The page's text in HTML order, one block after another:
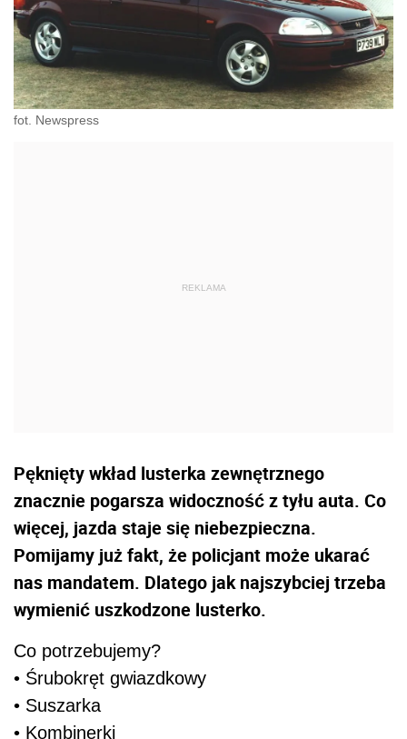
fot. Newspress
Pęknięty wkład lusterka zewnętrznego
znacznie pogarsza widoczność z tyłu auta. Co
więcej, jazda staje się niebezpieczna.
Pomijamy już fakt, że policjant może ukarać
nas mandatem. Dlatego jak najszybciej trzeba
wymienić uszkodzone lusterko.
Co potrzebujemy?
• Śrubokręt gwiazdkowy
• Suszarka
• Kombinerki